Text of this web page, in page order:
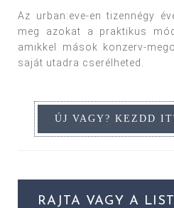
Az urban:eve-en tizennégy
meg azokat a praktikus
amikkel mások konzerv-
saját utadra cserélheted.
RAJTA VAGY A